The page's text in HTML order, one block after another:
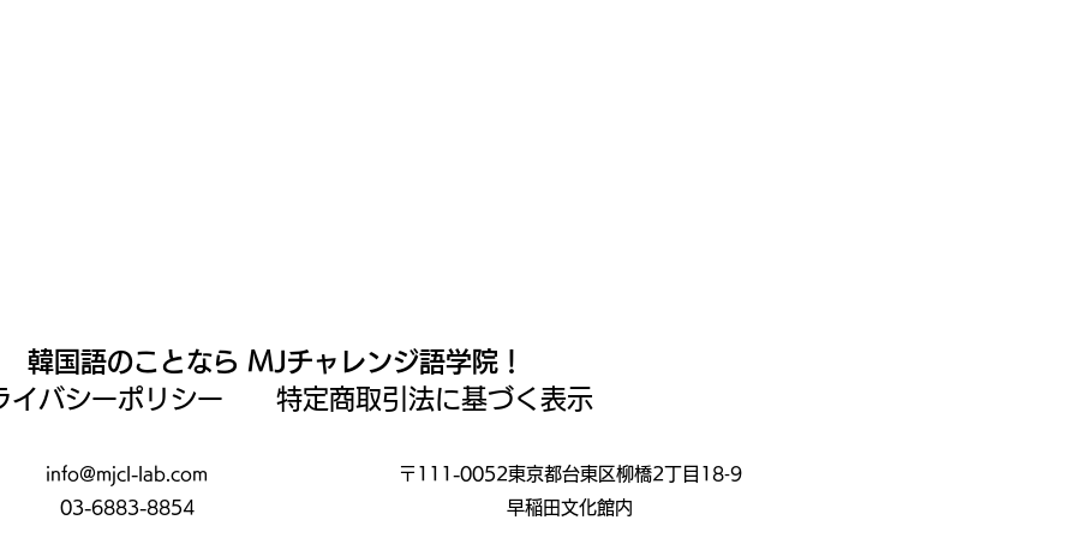
韓国語のことなら MJチャレンジ語学院！
ライバシーポリシー
特定商取引法に基づく表示
info@mjcl-lab.com
03-6883-8854
〒111-0052東京都台東区柳橋2丁目18‐9
早稲田文化館内